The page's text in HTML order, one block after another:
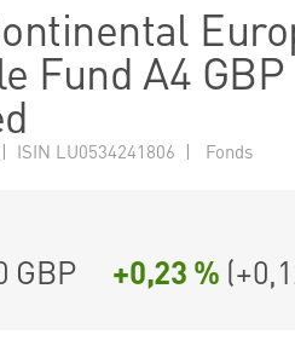
Fund A4 GBP
ISIN LU0534241806 | Fonds
GBP +0,23 % (